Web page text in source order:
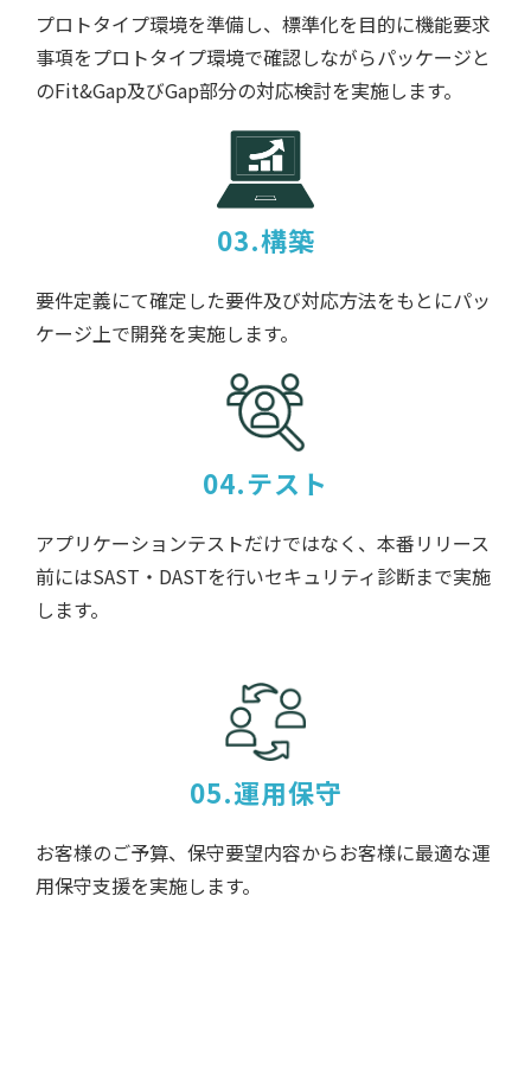
プロトタイプ環境を準備し、標準化を目的に機能要求
事項をプロトタイプ環境で確認しながらパッケージと
のFit&Gap及びGap部分の対応検討を実施します。
03.構築
要件定義にて確定した要件及び対応方法をもとにパッ
ケージ上で開発を実施します。
04.テスト
アプリケーションテストだけではなく、本番リリース
前にはSAST・DASTを行いセキュリティ診断まで実施
します。
05.運用保守
お客様のご予算、保守要望内容からお客様に最適な運
用保守支援を実施します。